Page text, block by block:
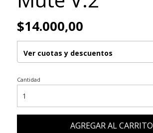
$14.000,00
Ver cuotas y descuentos
Cantidad
AGREGAR AL CARRITO